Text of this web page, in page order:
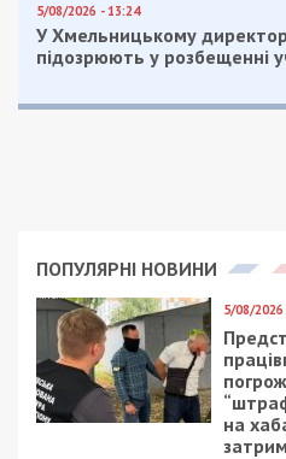
5/08/2026 - 13:24
У Хмельницькому
підозрюють у розбещенні
ПОПУЛЯРНІ НОВИНИ
5/08/2026
на